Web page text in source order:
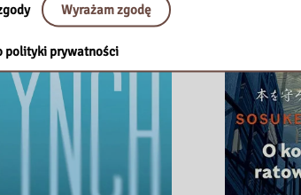
Wyrażam zgodę
polityki prywatności